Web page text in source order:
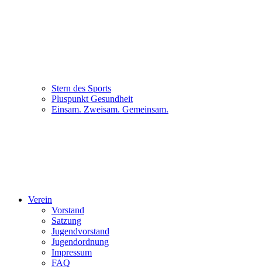
Stern des Sports
Pluspunkt Gesundheit
Einsam. Zweisam. Gemeinsam.
Verein
Vorstand
Satzung
Jugendvorstand
Jugendordnung
Impressum
FAQ